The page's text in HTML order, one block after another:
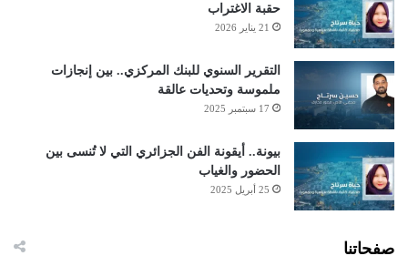
حقبة الاغتراب
21 يناير 2026
التقرير السنوي للبنك المركزي.. بين إنجازات
ملموسة وتحديات عالقة
17 سبتمبر 2025
بيونة.. أيقونة الفن الجزائري التي لا تُنسى بين
الحضور والغياب
25 أبريل 2025
صفحاتنا